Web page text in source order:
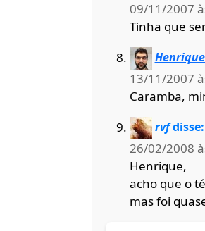
09/11/2007
Tinha que
13/11/2007
Caramba,
rvf disse:
26/02/2008
Henrique,
acho que o
mas foi